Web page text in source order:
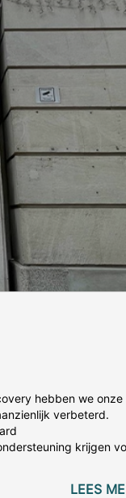
hebben we onze
verbeterd.
krijgen
LEES